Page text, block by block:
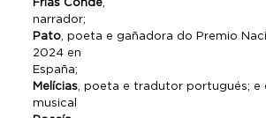
Pato, poeta e gañadora do Premio
2024 en
Melícias, poeta e tradutor portugués; e